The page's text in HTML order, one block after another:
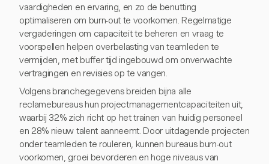
vaardigheden en ervaring, en zo de benutting
optimaliseren om burn-out te voorkomen. Regelmatige
vergaderingen om capaciteit te beheren en vraag te
voorspellen helpen overbelasting van teamleden te
vermijden, met buffer tijd ingebouwd om onverwachte
vertragingen en revisies op te vangen.
Volgens branchegegevens breiden bijna alle
reclamebureaus hun projectmanagementcapaciteiten uit,
waarbij 32% zich richt op het trainen van huidig personeel
en 28% nieuw talent aanneemt. Door uitdagende projecten
onder teamleden te rouleren, kunnen bureaus burn-out
voorkomen, groei bevorderen en hoge niveaus van